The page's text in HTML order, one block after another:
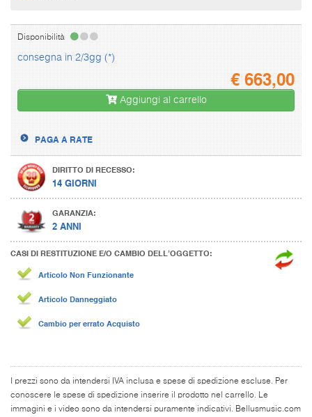
Disponibilità
consegna in 2/3gg (*)
€663,00
Aggiungi al carrello
PAGA A RATE
DIRITTO DI RECESSO:
14 GIORNI
GARANZIA:
2 ANNI
CASI DI RESTITUZIONE E/O CAMBIO DELL’OGGETTO:
Articolo Non Funzionante
Articolo Danneggiato
Cambio per errato Acquisto
I prezzi sono da intendersi IVA inclusa e spese di spedizione escluse. Per
conoscere le spese di spedizione inserire il prodotto nel carrello. Le
immagini e i video sono da intendersi puramente indicativi. Bellusmusic.com